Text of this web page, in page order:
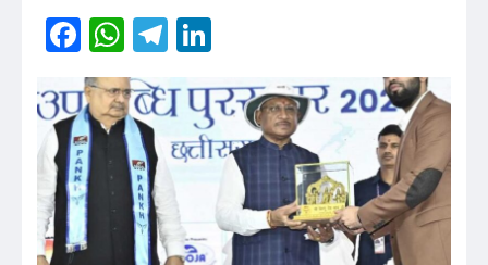
Facebook
WhatsApp
Telegram